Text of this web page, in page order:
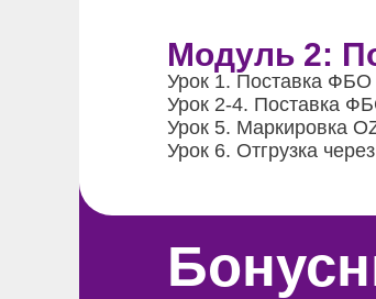
Модуль 2:
Урок 1. Поставка ФБO
Урок 2-4. Поставка
Урок 5. Маркировка
Урок 6. Отгрузка